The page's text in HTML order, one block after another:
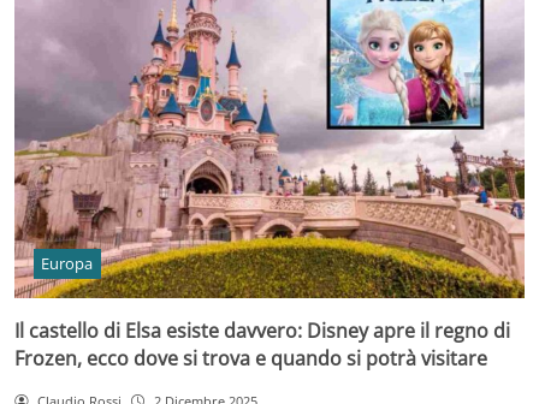
Europa
Il castello di Elsa esiste davvero: Disney apre il regno di
Frozen, ecco dove si trova e quando si potrà visitare